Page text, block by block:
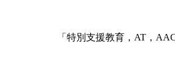
「特別支援教育，AT，